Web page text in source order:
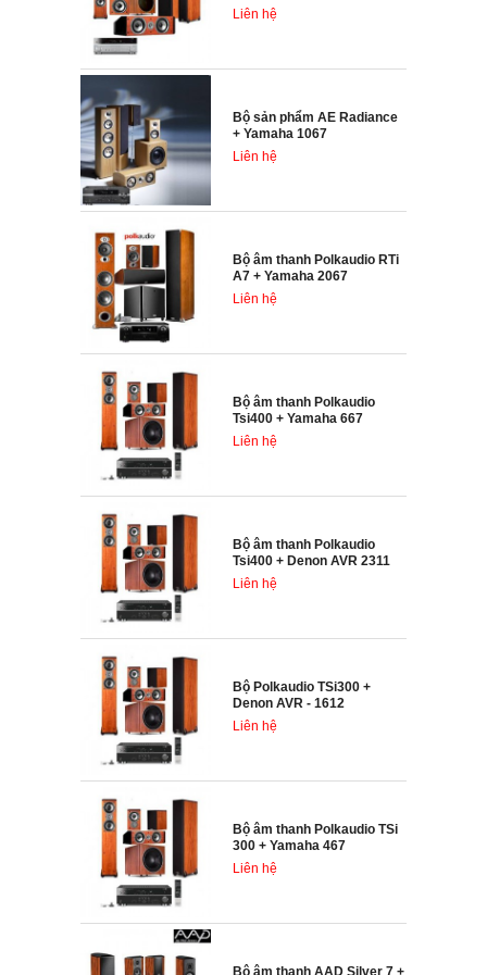
Liên hệ
Bộ sản phẩm AE Radiance
+ Yamaha 1067
Liên hệ
Bộ âm thanh Polkaudio RTi
A7 + Yamaha 2067
Liên hệ
Bộ âm thanh Polkaudio
Tsi400 + Yamaha 667
Liên hệ
Bộ âm thanh Polkaudio
Tsi400 + Denon AVR 2311
Liên hệ
Bộ Polkaudio TSi300 +
Denon AVR - 1612
Liên hệ
Bộ âm thanh Polkaudio TSi
300 + Yamaha 467
Liên hệ
Bộ âm thanh AAD Silver 7 +